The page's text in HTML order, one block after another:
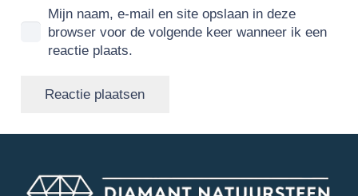
Mijn naam, e-mail en site opslaan in deze
browser voor de volgende keer wanneer ik een
reactie plaats.
Reactie plaatsen